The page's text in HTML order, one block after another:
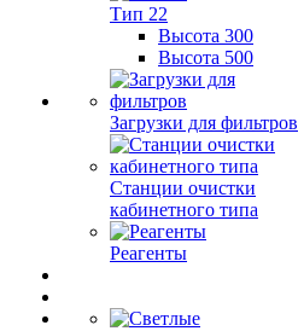
Тип 22
Высота 300
Высота 500
Загрузки для фильтров
Станции очистки
кабинетного типа
Реагенты